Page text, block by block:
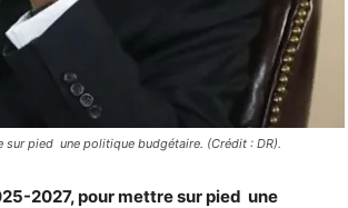
pied une politique budgétaire. (Crédit : DR).
2027, pour mettre sur pied une